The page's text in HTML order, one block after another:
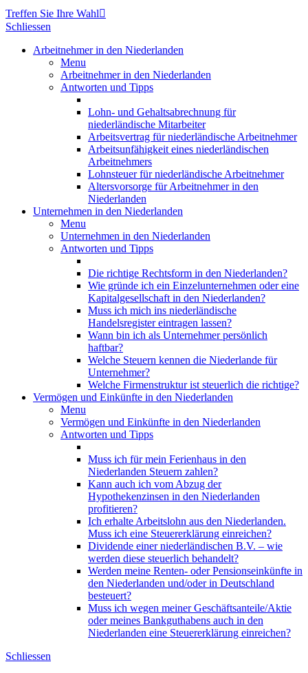
Treffen Sie Ihre Wahl
Schliessen
Arbeitnehmer in den Niederlanden
Menu
Arbeitnehmer in den Niederlanden
Antworten und Tipps
Lohn- und Gehaltsabrechnung für
niederländische Mitarbeiter
Arbeitsvertrag für niederländische Arbeitnehmer
Arbeitsunfähigkeit eines niederländischen
Arbeitnehmers
Lohnsteuer für niederländische Arbeitnehmer
Altersvorsorge für Arbeitnehmer in den
Niederlanden
Unternehmen in den Niederlanden
Menu
Unternehmen in den Niederlanden
Antworten und Tipps
Die richtige Rechtsform in den Niederlanden?
Wie gründe ich ein Einzelunternehmen oder eine
Kapitalgesellschaft in den Niederlanden?
Muss ich mich ins niederländische
Handelsregister eintragen lassen?
Wann bin ich als Unternehmer persönlich
haftbar?
Welche Steuern kennen die Niederlande für
Unternehmer?
Welche Firmenstruktur ist steuerlich die richtige?
Vermögen und Einkünfte in den Niederlanden
Menu
Vermögen und Einkünfte in den Niederlanden
Antworten und Tipps
Muss ich für mein Ferienhaus in den
Niederlanden Steuern zahlen?
Kann auch ich vom Abzug der
Hypothekenzinsen in den Niederlanden
profitieren?
Ich erhalte Arbeitslohn aus den Niederlanden.
Muss ich eine Steuererklärung einreichen?
Dividende einer niederländischen B.V. – wie
werden diese steuerlich behandelt?
Werden meine Renten- oder Pensionseinkünfte in
den Niederlanden und/oder in Deutschland
besteuert?
Muss ich wegen meiner Geschäftsanteile/Aktie
oder meines Bankguthabens auch in den
Niederlanden eine Steuererklärung einreichen?
Schliessen